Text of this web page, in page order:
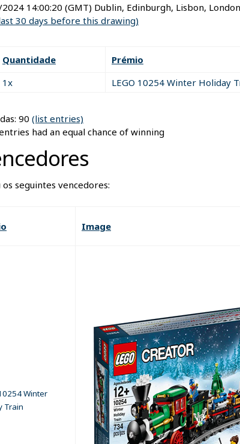
14:00:20 (GMT) Dublin, Edinburgh, Lisbon, London
30 days before this drawing)
Quantidade Prémio
1x LEGO 10254 Winter Holiday
90 (list entries)
had an equal chance of winning
seguintes vencedores:
Image
Winter
Train